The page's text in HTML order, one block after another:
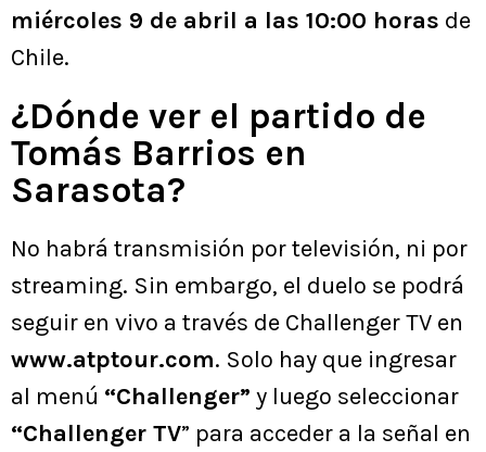
miércoles 9 de abril a las 10:00 horas de
Chile.
¿Dónde ver el partido de
Tomás Barrios en
Sarasota?
No habrá transmisión por televisión, ni por
streaming. Sin embargo, el duelo se podrá
seguir en vivo a través de Challenger TV en
www.atptour.com. Solo hay que ingresar
al menú “Challenger” y luego seleccionar
“Challenger TV” para acceder a la señal en